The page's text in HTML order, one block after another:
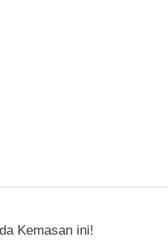
Kemasan ini!